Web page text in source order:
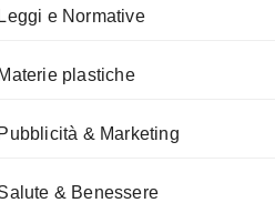
Leggi e Normative
Materie plastiche
Pubblicità & Marketing
& Benessere